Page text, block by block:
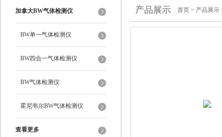
加拿大BW气体检测仪
BW单一气体检测仪
BW四合一气体检测仪
BW气体检测仪
霍尼韦尔BW气体检测仪
查看更多
产品展示 首页 > 产品展示